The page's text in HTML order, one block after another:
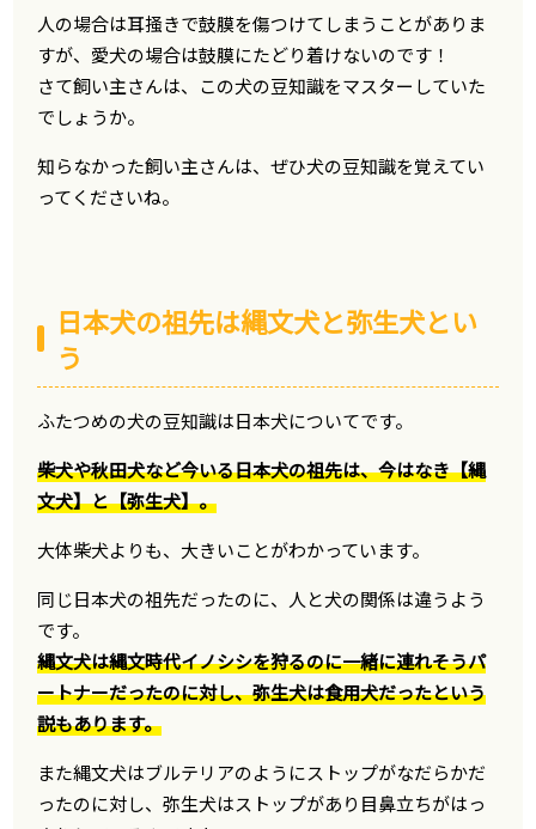
人の場合は耳掻きで鼓膜を傷つけてしまうことがありま
すが、愛犬の場合は鼓膜にたどり着けないのです！
さて飼い主さんは、この犬の豆知識をマスターしていた
でしょうか。
知らなかった飼い主さんは、ぜひ犬の豆知識を覚えてい
ってくださいね。
日本犬の祖先は縄文犬と弥生犬とい
う
ふたつめの犬の豆知識は日本犬についてです。
柴犬や秋田犬など今いる日本犬の祖先は、今はなき【縄
文犬】と【弥生犬】。
大体柴犬よりも、大きいことがわかっています。
同じ日本犬の祖先だったのに、人と犬の関係は違うよう
です。
縄文犬は縄文時代イノシシを狩るのに一緒に連れそうパ
ートナーだったのに対し、弥生犬は食用犬だったという
説もあります。
また縄文犬はブルテリアのようにストップがなだらかだ
ったのに対し、弥生犬はストップがあり目鼻立ちがはっ